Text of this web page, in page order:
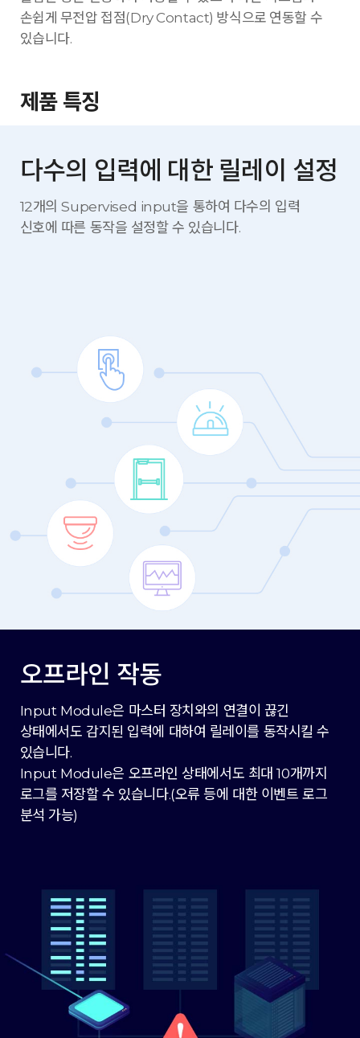
손쉽게 무전압 접점(Dry Contact) 방식으로 연동할 수
있습니다.
제품 특징
다수의 입력에 대한 릴레이 설정
12개의 Supervised input을 통하여 다수의 입력
신호에 따른 동작을 설정할 수 있습니다.
오프라인 작동
Input Module은 마스터 장치와의 연결이 끊긴
상태에서도 감지된 입력에 대하여 릴레이를 동작시킬 수
있습니다.
Input Module은 오프라인 상태에서도 최대 10개까지
로그를 저장할 수 있습니다.(오류 등에 대한 이벤트 로그
분석 가능)